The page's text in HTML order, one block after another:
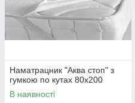
Наматрацник "Аква стоп" з
гумкою по кутах 80х200
В наявності